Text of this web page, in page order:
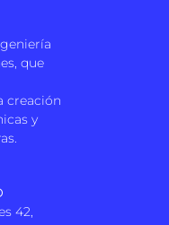
que
creación
y
42,